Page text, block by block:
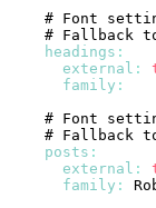
  #
Font
  #
Fallback
headings :
external :
family :
  #
Font
  #
Fallback
posts :
external :
family :